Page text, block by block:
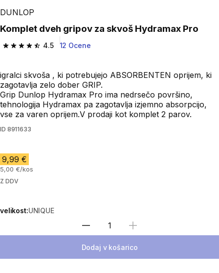
DUNLOP
Komplet dveh gripov za skvoš Hydramax Pro
4.5
4.5 od 5 zvezdic from 12 ocene
12 Ocene
igralci skvoša , ki potrebujejo ABSORBENTEN oprijem, ki
zagotavlja zelo dober GRIP.
Grip Dunlop Hydramax Pro ima nedrsečo površino,
tehnologija Hydramax pa zagotavlja izjemno absorpcijo,
vse za varen oprijem.V prodaji kot komplet 2 parov.
ID 8911633
9,99 €
5,00 €/kos
Z DDV
velikost:UNIQUE
Izberite količino
Dodaj v košarico